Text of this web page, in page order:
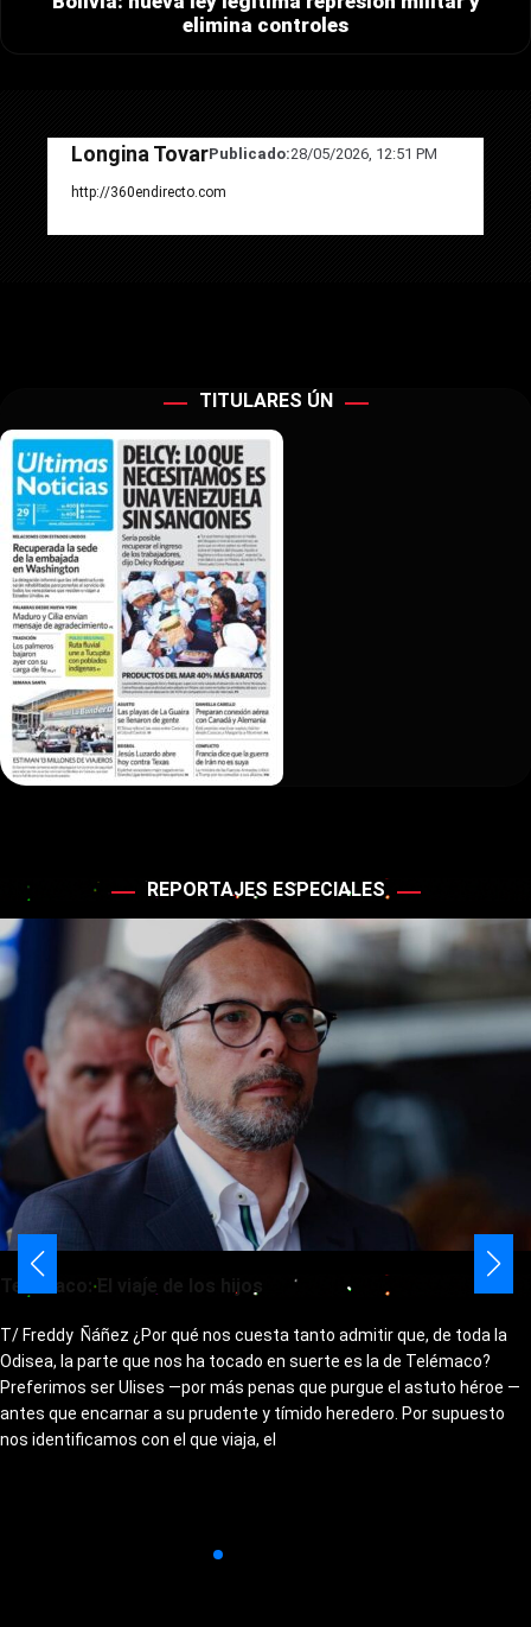
elimina controles
Longina TovarPublicado:28/05/2026, 12:51 PM
http://360endirecto.com
TITULARES ÚN
REPORTAJES ESPECIALES
Telémaco: El viaje de los hijos
T/ Freddy Ñáñez ¿Por qué nos cuesta tanto admitir que, de toda la
Odisea, la parte que nos ha tocado en suerte es la de Telémaco?
Preferimos ser Ulises —por más penas que purgue el astuto héroe —
antes que encarnar a su prudente y tímido heredero. Por supuesto
nos identificamos con el que viaja, el